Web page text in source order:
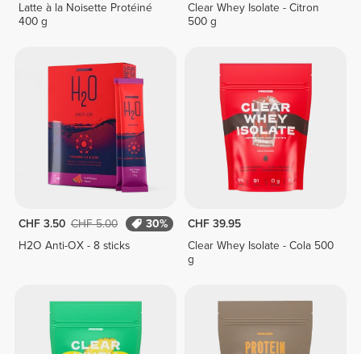
Latte à la Noisette Protéiné
400 g
Clear Whey Isolate - Citron
500 g
CHF 3.50 CHF 5.00
30%
H2O Anti-OX - 8 sticks
CHF 39.95
Clear Whey Isolate - Cola 500
g